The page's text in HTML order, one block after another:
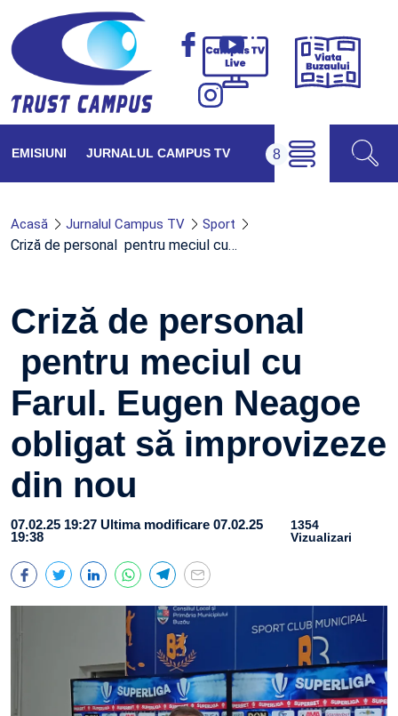
Campus
Viața
EMISIUNI JURNALUL CAMPUS TV
Acasă Jurnalul Campus TV Sport
Criză de personal pentru meciul cu…
Criză de personal
pentru meciul cu
Farul. Eugen Neagoe
obligat să improvizeze
din nou
07.02.25 19:27 Ultima modificare 07.02.25
19:38
1354
Vizualizari